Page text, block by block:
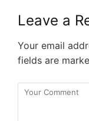
Leave a
Your email
fields are